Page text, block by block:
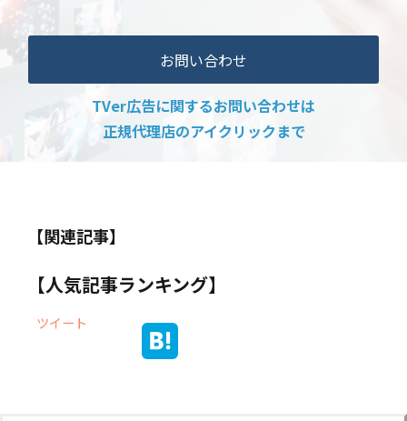
お問い合わせ
TVer広告に関するお問い合わせは
正規代理店のアイクリックまで
【関連記事】
【人気記事ランキング】
ツイート